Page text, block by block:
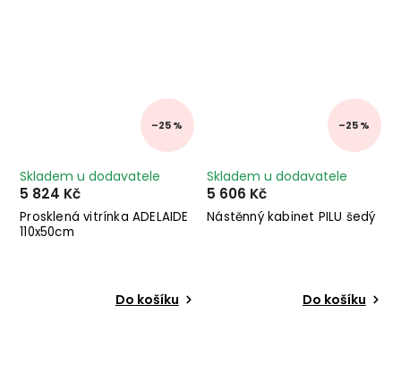
–25 %
Prosklená vitrínka ADELAIDE
110x50cm
Skladem u dodavatele
5 824 Kč
Do košíku
–25 %
Nástěnný kabinet PILU šedý
Skladem u dodavatele
5 606 Kč
Do košíku